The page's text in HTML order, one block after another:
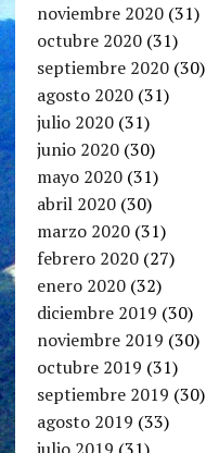
noviembre 2020(31)
octubre 2020(31)
septiembre 2020(30)
agosto 2020(31)
julio 2020(31)
junio 2020(30)
mayo 2020(31)
abril 2020(30)
marzo 2020(31)
febrero 2020(27)
enero 2020(32)
diciembre 2019 (30)
noviembre 2019 (30)
octubre 2019 (31)
septiembre 2019 (30)
agosto 2019 (33)